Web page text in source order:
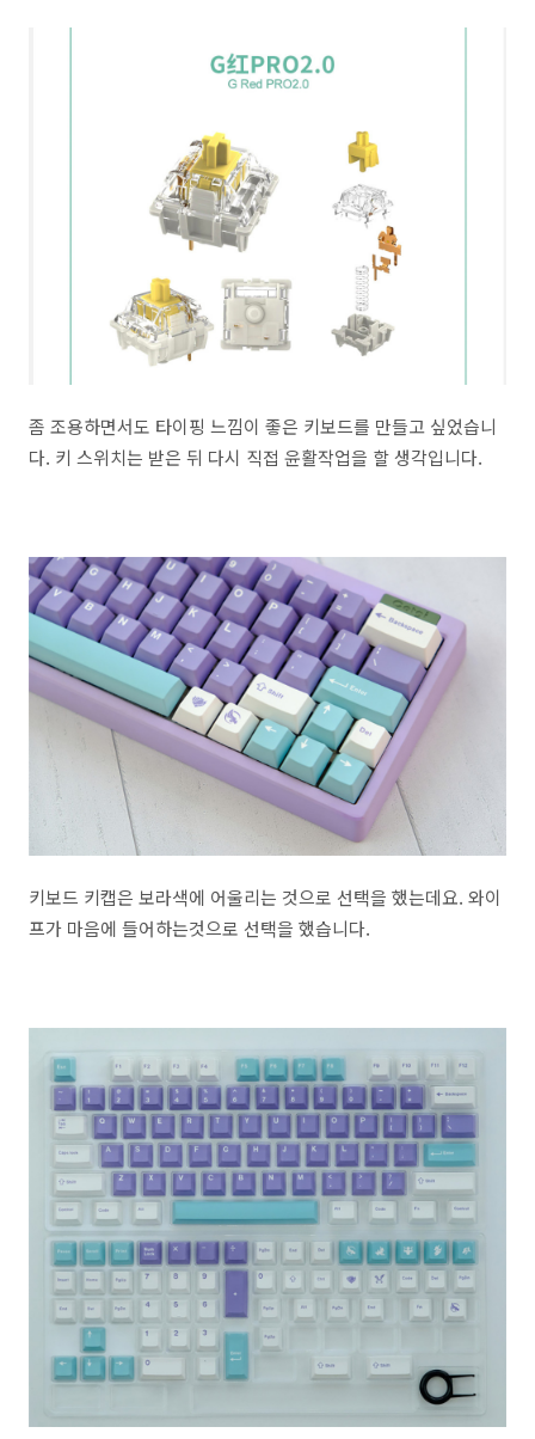
좀 조용하면서도 타이핑 느낌이 좋은 키보드를 만들고 싶었습니
다. 키 스위치는 받은 뒤 다시 직접 윤활작업을 할 생각입니다.
키보드 키캡은 보라색에 어울리는 것으로 선택을 했는데요. 와이
프가 마음에 들어하는것으로 선택을 했습니다.